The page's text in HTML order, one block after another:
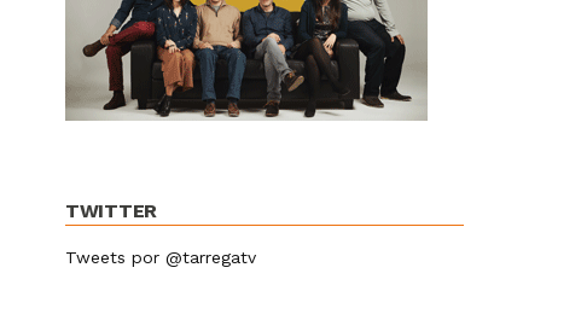
TWITTER
Tweets por @tarregatv